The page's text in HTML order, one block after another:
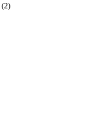
(2)